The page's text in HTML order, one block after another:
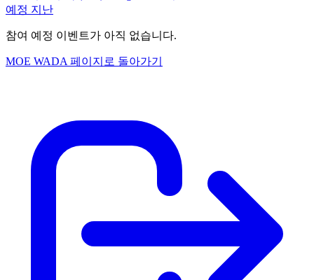
예정 지난
참여 예정 이벤트가 아직 없습니다.
MOE WADA 페이지로 돌아가기